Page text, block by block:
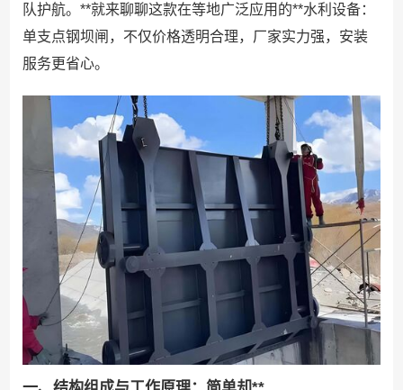
队护航。**就来聊聊这款在等地广泛应用的**水利设备：
单支点钢坝闸，不仅价格透明合理，厂家实力强，安装
服务更省心。